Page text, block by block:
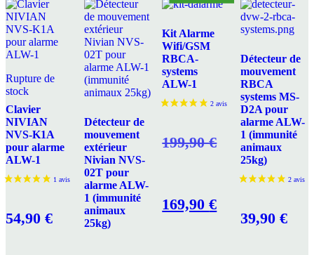
Rupture de
stock
Clavier
NIVIAN
NVS-K1A
pour alarme
ALW-1
54,90 €
Détecteur de
mouvement
extérieur
Nivian NVS-
02T pour
alarme ALW-
1 (immunité
animaux
25kg)
Kit Alarme
Wifi/GSM
RBCA-
systems
ALW-1
199,90€Le
prix
169,90€Le
Détecteur de
mouvement
RBCA
systems MS-
D2A pour
alarme ALW-
1 (immunité
animaux
25kg)
39,90 €